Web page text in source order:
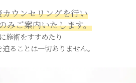
ウンセリングを行い
みご案内いたします。
施術をすすめたり
ることは一切ありません。